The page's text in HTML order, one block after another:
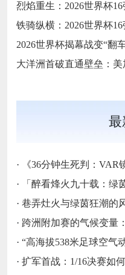
烈焰重生：2026世界杯
铁骑纵横：2026世界杯
2026世界杯揭幕战变“翻
最
·
《36分钟生死判：VAR
·
「醉看烽火九十载：绿
· 巷弄灶火与绿茵狂潮的
· 跨洲附加赛的气候变量：极
· “高海拔538米足球空气动力学特征与飞行
· 扩军首战：1/16决赛如